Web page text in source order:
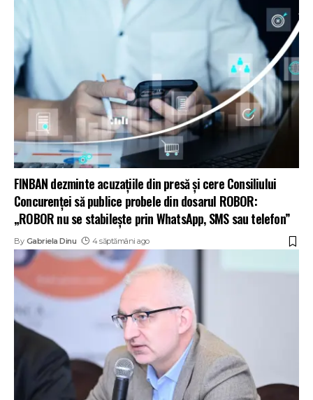
FINBAN dezminte acuzațiile din presă și cere Consiliului
Concurenței să publice probele din dosarul ROBOR:
„ROBOR nu se stabilește prin WhatsApp, SMS sau telefon”
By Gabriela Dinu 4 săptămâni ago